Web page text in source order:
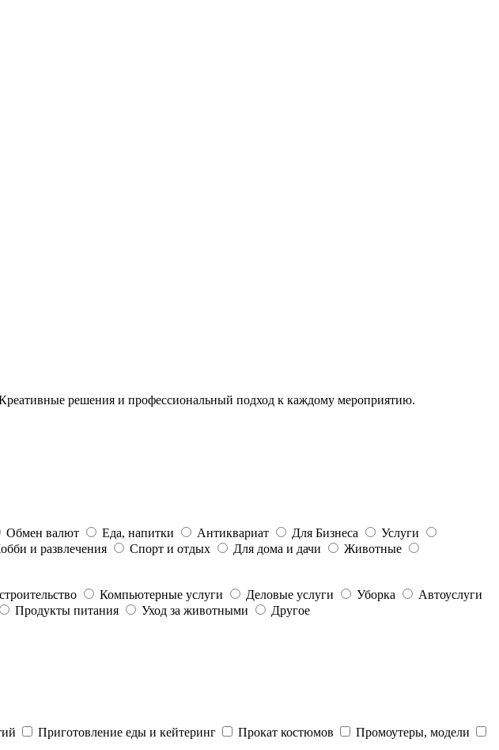
решения и профессиональный подход к каждому мероприятию.
Обмен валют Еда, напитки Антиквариат Для Бизнеса
Услуги
и развлечения Спорт и отдых Для дома и дачи
Животные
Компьютерные услуги Деловые услуги Уборка
Автоуслуги
Продукты питания Уход за животными
Другое
Приготовление еды и кейтеринг Прокат костюмов
Промоутеры, модели